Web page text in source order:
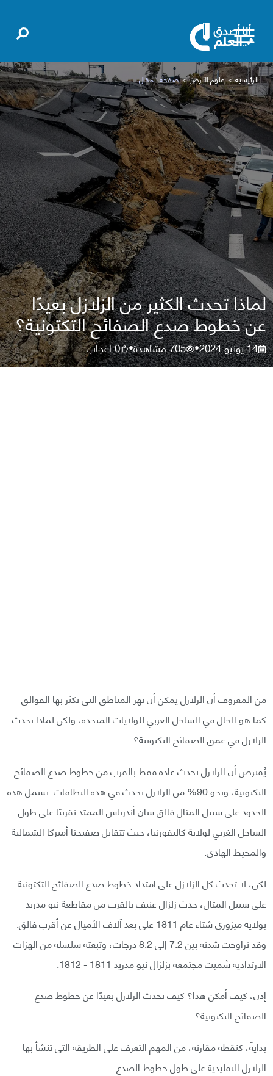
الرئيسية علوم الأرض صفحة المقال
لماذا تحدث الكثير من الزلازل بعيدًا
عن خطوط صدع الصفائح التكتونية؟
14 يونيو 2024 •
705مشاهدة•
0اعجاب
من المعروف أن الزلازل يمكن أن تهز المناطق التي تكثر بها الفوالق
كما هو الحال في الساحل الغربي للولايات المتحدة، ولكن لماذا تحدث
الزلازل في عمق الصفائح التكتونية؟
يُفترض أن الزلازل تحدث عادة فقط بالقرب من خطوط صدع الصفائح
التكتونية، ونحو 90% من الزلازل تحدث في هذه النطاقات. تشمل هذه
الحدود على سبيل المثال فالق سان أندرياس الممتد تقريبًا على طول
الساحل الغربي لولاية كاليفورنيا، حيث تتقابل صفيحتا أميركا الشمالية
والمحيط الهادي.
لكن، لا تحدث كل الزلازل على امتداد خطوط صدع الصفائح التكتونية.
على سبيل المثال، حدث زلزال عنيف بالقرب من مقاطعة نيو مدريد
بولاية ميزوري شتاء عام 1811 على بعد آلاف الأميال عن أقرب فالق.
وقد تراوحت شدته بين 7.2 إلى 8.2 درجات، وتبعته سلسلة من الهزات
الارتدادية سُميت مجتمعة بزلزال نيو مدريد 1811 - 1812.
إذن، كيف أمكن هذا؟ كيف تحدث الزلازل بعيدًا عن خطوط صدع
الصفائح التكتونية؟
بدايةً، كنقطة مقارنة، من المهم التعرف على الطريقة التي تنشأ بها
الزلازل التقليدية على طول خطوط الصدع.